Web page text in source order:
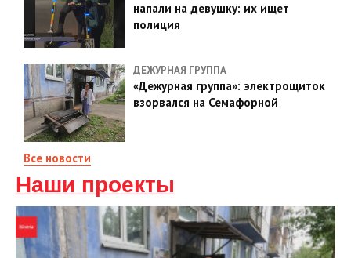
напали на девушку: их ищет
полиция
ДЕЖУРНАЯ ГРУППА
«Дежурная группа»: электрощиток
взорвался на Семафорной
Все новости
Наши проекты